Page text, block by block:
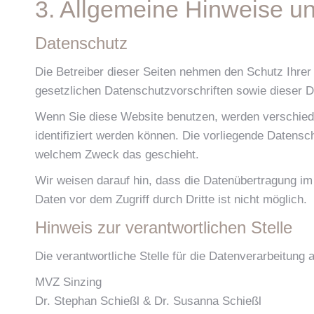
3. Allgemeine Hinweise
Datenschutz
Die Betreiber dieser Seiten nehmen den Schutz
gesetzlichen Datenschutzvorschriften sowie dieser
Wenn Sie diese Website benutzen, werden
identifiziert werden können. Die vorliegende
welchem Zweck das geschieht.
Wir weisen darauf hin, dass die Datenübertragung
Daten vor dem Zugriff durch Dritte ist nicht möglich.
Hinweis zur verantwortlichen Stelle
Die verantwortliche Stelle für die Datenverarbeitung
MVZ Sinzing
Dr. Stephan Schießl & Dr. Susanna Schießl